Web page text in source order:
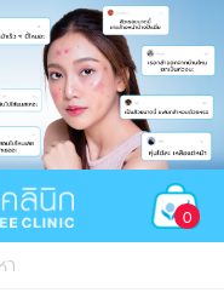
0
า